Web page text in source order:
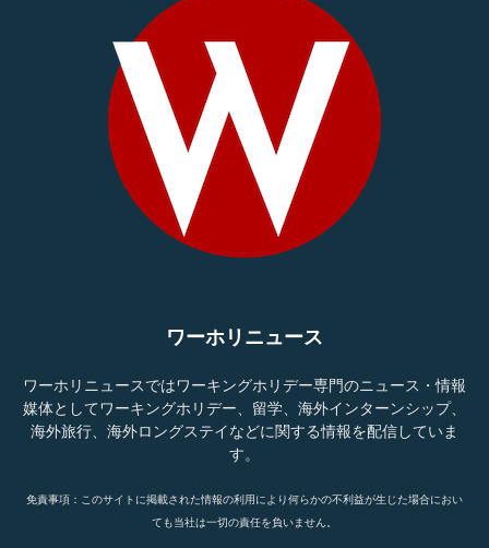
ワーホリニュース
ワーホリニュースではワーキングホリデー専門のニュース・情報
媒体としてワーキングホリデー、留学、海外インターンシップ、
海外旅行、海外ロングステイなどに関する情報を配信していま
す。
免責事項：このサイトに掲載された情報の利用により何らかの不利益が生じた場合におい
ても当社は一切の責任を負いません。